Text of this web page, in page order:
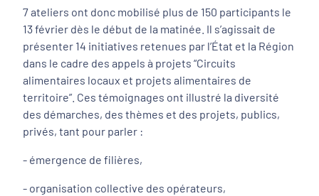
7 ateliers ont donc mobilisé plus de 150 participants le
13 février dès le début de la matinée. Il s’agissait de
présenter 14 initiatives retenues par l’État et la Région
dans le cadre des appels à projets “Circuits
alimentaires locaux et projets alimentaires de
territoire”. Ces témoignages ont illustré la diversité
des démarches, des thèmes et des projets, publics,
privés, tant pour parler :
- émergence de filières,
- organisation collective des opérateurs,